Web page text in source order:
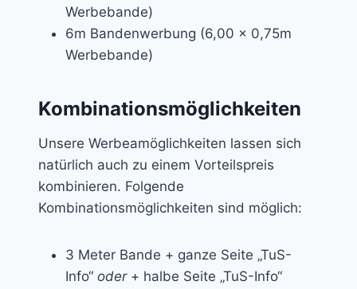
Werbebande)
6m Bandenwerbung (6,00 x 0,75m
Werbebande)
Kombinationsmöglichkeiten
Unsere Werbeamöglichkeiten lassen sich
natürlich auch zu einem Vorteilspreis
kombinieren. Folgende
Kombinationsmöglichkeiten sind möglich:
3 Meter Bande + ganze Seite „TuS-
Info“ oder + halbe Seite „TuS-Info“